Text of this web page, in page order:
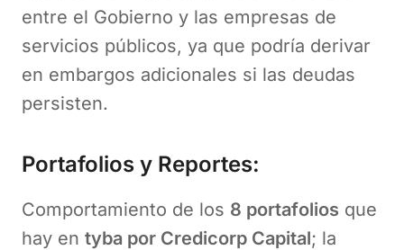
entre el Gobierno y las empresas de
servicios públicos, ya que podría derivar
en embargos adicionales si las deudas
persisten.
Portafolios y Reportes:
Comportamiento de los 8 portafolios que
hay en tyba por Credicorp Capital; la